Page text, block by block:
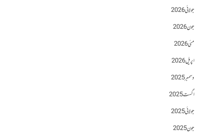
جولائی 2026
جون 2026
مئی 2026
اپریل 2026
دسمبر 2025
اگست 2025
جولائی 2025
جون 2025